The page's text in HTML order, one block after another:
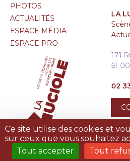
PHOTOS
ACTUALITÉS
ESPACE MÉDIA
ESPACE PRO
LA
171
61
02
MENTIONS LÉGALES|
Ce site utilise des cookies et
sur ceux que vous souhaitez
Tout accepter
Tout